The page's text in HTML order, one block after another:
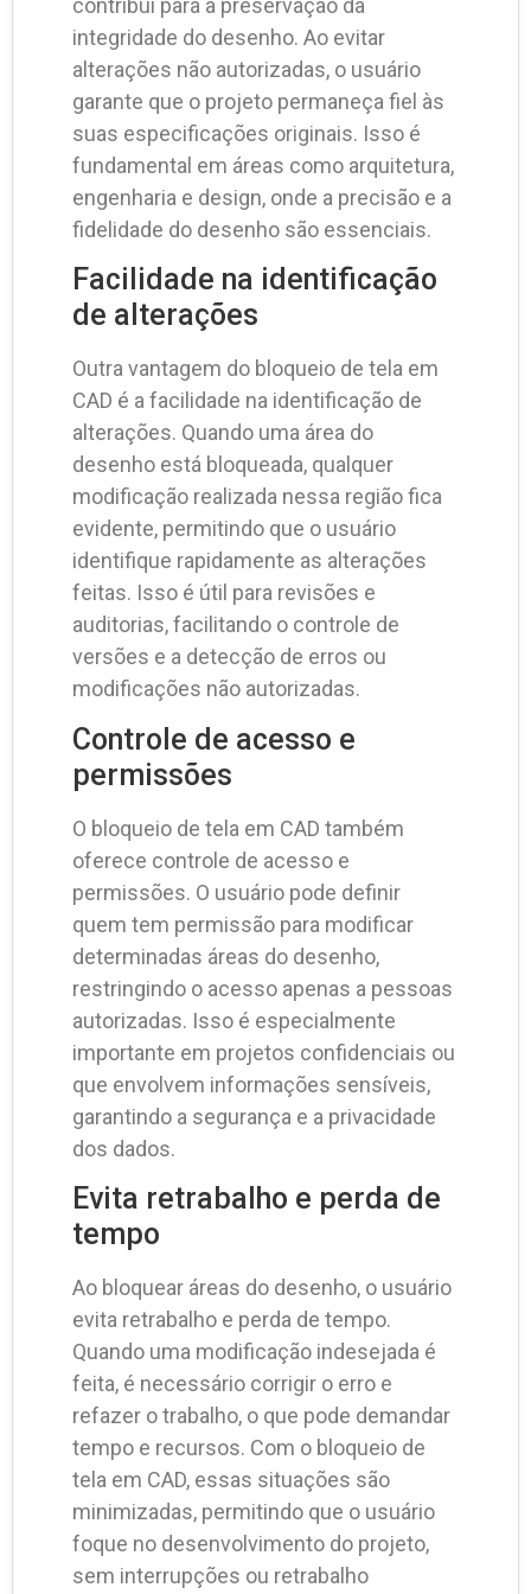
contribui para a preservação da
integridade do desenho. Ao evitar
alterações não autorizadas, o usuário
garante que o projeto permaneça fiel às
suas especificações originais. Isso é
fundamental em áreas como arquitetura,
engenharia e design, onde a precisão e a
fidelidade do desenho são essenciais.
Facilidade na identificação
de alterações
Outra vantagem do bloqueio de tela em
CAD é a facilidade na identificação de
alterações. Quando uma área do
desenho está bloqueada, qualquer
modificação realizada nessa região fica
evidente, permitindo que o usuário
identifique rapidamente as alterações
feitas. Isso é útil para revisões e
auditorias, facilitando o controle de
versões e a detecção de erros ou
modificações não autorizadas.
Controle de acesso e
permissões
O bloqueio de tela em CAD também
oferece controle de acesso e
permissões. O usuário pode definir
quem tem permissão para modificar
determinadas áreas do desenho,
restringindo o acesso apenas a pessoas
autorizadas. Isso é especialmente
importante em projetos confidenciais ou
que envolvem informações sensíveis,
garantindo a segurança e a privacidade
dos dados.
Evita retrabalho e perda de
tempo
Ao bloquear áreas do desenho, o usuário
evita retrabalho e perda de tempo.
Quando uma modificação indesejada é
feita, é necessário corrigir o erro e
refazer o trabalho, o que pode demandar
tempo e recursos. Com o bloqueio de
tela em CAD, essas situações são
minimizadas, permitindo que o usuário
foque no desenvolvimento do projeto,
sem interrupções ou retrabalho